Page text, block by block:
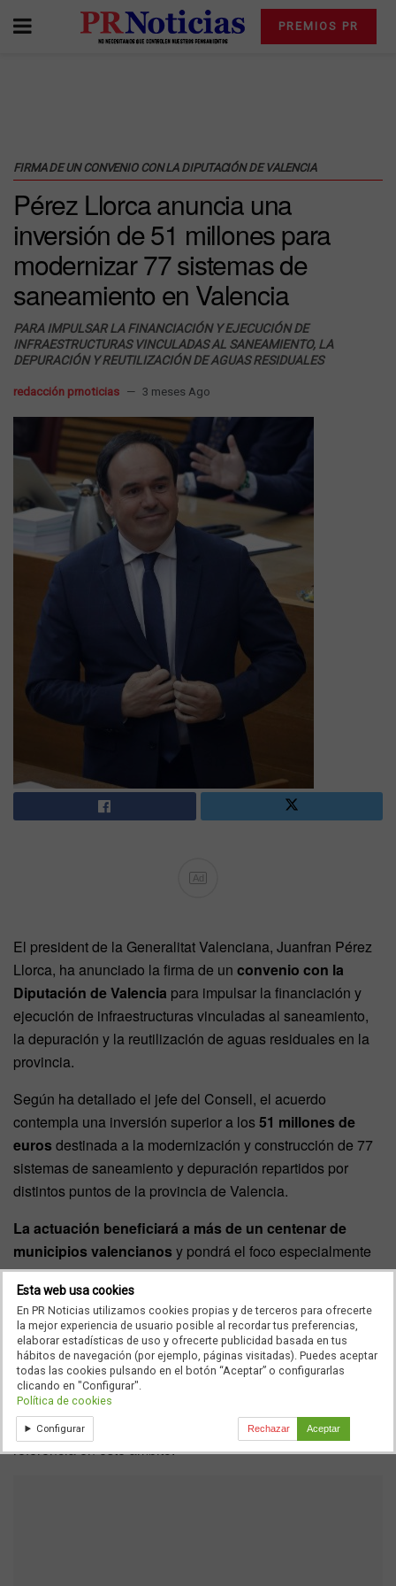
PREMIOS PR
FIRMA DE UN CONVENIO CON LA DIPUTACIÓN DE VALENCIA
Pérez Llorca anuncia una
inversión de 51 millones para
modernizar 77 sistemas de
saneamiento en Valencia
PARA IMPULSAR LA FINANCIACIÓN Y EJECUCIÓN DE
INFRAESTRUCTURAS VINCULADAS AL SANEAMIENTO, LA
DEPURACIÓN Y REUTILIZACIÓN DE AGUAS RESIDUALES
redacción prnoticias 3 meses Ago
Ad
El president de la Generalitat Valenciana, Juanfran Pérez
Llorca, ha anunciado la firma de un convenio con la
Diputación de Valencia para impulsar la financiación y
ejecución de infraestructuras vinculadas al saneamiento,
la depuración y la reutilización de aguas residuales en la
provincia.
Según ha detallado el jefe del Consell, el acuerdo
contempla una inversión superior a los51 millones de
euros destinada a la modernización y construcción de 77
sistemas de saneamiento y depuración repartidos por
distintos puntos de la provincia de Valencia.
La actuación beneficiará a más de un centenar de
municipios valencianos y pondrá el foco especialmente
en localidades de hasta 10.000 habitantes, con el objetivo
de reforzar las infraestructuras hidráulicas en municipios
pequeños y medianos.
Pérez Llorca también ha destacado el papel de la
Comunidad Valenciana en materia de reutilización hídrica,
al señalar que concentra el
todo el país, situándose como una de las autonomías de
referencia en este ámbito.
Esta web usa cookies
En PR Noticias utilizamos cookies propias y de terceros para ofrecerte
la mejor experiencia de usuario posible al recordar tus preferencias,
elaborar estadísticas de uso y ofrecerte publicidad basada en tus
hábitos de navegación (por ejemplo, páginas visitadas). Puedes aceptar
todas las cookies pulsando en el botón “Aceptar” o configurarlas
clicando en "Configurar".
Política de cookies
Configurar Rechazar Aceptar